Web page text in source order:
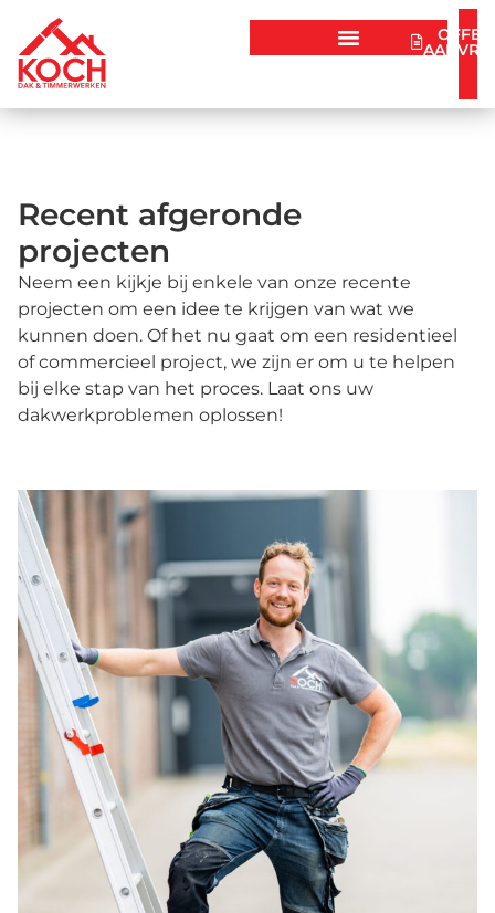
Recent afgeronde
projecten
Neem een kijkje bij enkele van onze recente
projecten om een idee te krijgen van wat we
kunnen doen. Of het nu gaat om een residentieel
of commercieel project, we zijn er om u te helpen
bij elke stap van het proces. Laat ons uw
dakwerkproblemen oplossen!